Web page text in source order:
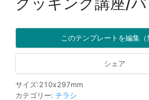
このテンプレートを編集（
シェア
サイズ:210x297mm
カテゴリー: チラシ